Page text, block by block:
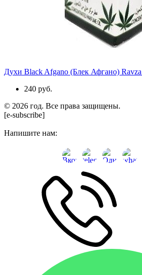
Духи Black Afgano (Блек Афгано)
240 руб.
© 2026 год. Все права защищены.
[e-subscribe]
Напишите нам: